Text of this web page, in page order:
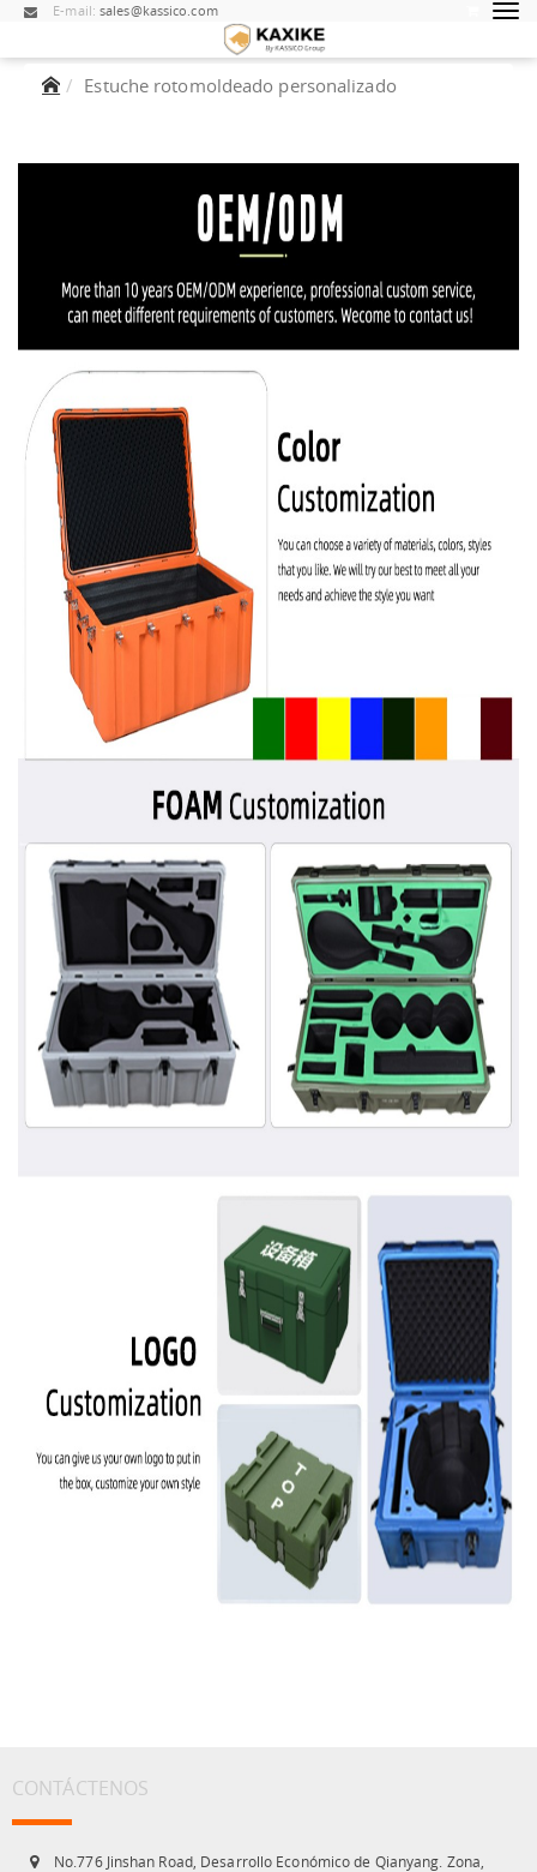
E-mail:sales@kassico.com
Estuche rotomoldeado personalizado
CONTÁCTENOS
No.776 Jinshan Road, Desarrollo Económico de Qianyang. Zona,